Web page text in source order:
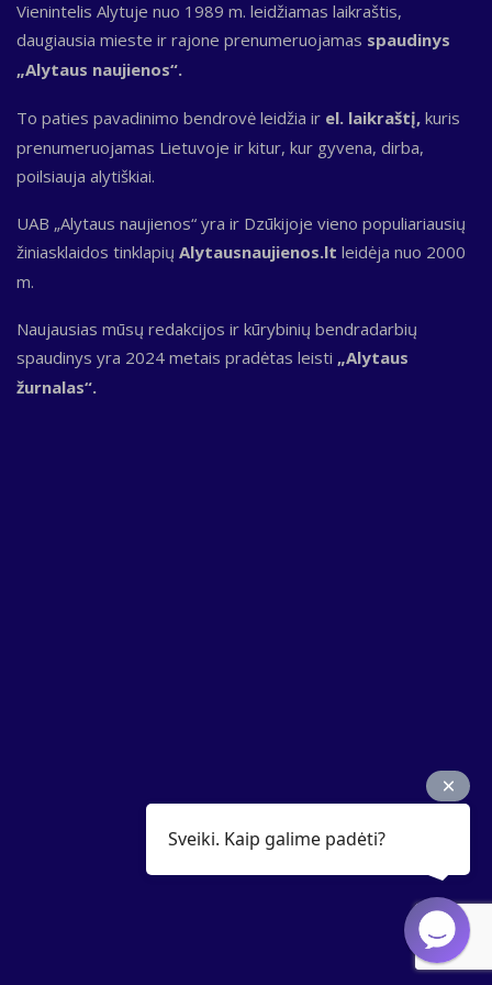
Vienintelis Alytuje nuo 1989 m. leidžiamas laikraštis,
daugiausia mieste ir rajone prenumeruojamas spaudinys
„Alytaus naujienos“.
To paties pavadinimo bendrovė leidžia ir el. laikraštį, kuris
prenumeruojamas Lietuvoje ir kitur, kur gyvena, dirba,
poilsiauja alytiškiai.
UAB „Alytaus naujienos“ yra ir Dzūkijoje vieno populiariausių
žiniasklaidos tinklapių Alytausnaujienos.lt leidėja nuo 2000
m.
Naujausias mūsų redakcijos ir kūrybinių bendradarbių
spaudinys yra 2024 metais pradėtas leisti „Alytaus
žurnalas“.
Sveiki. Kaip galime padėti?